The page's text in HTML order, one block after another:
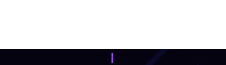
No mundo digital, a lógica é a mesma. Ter um site é